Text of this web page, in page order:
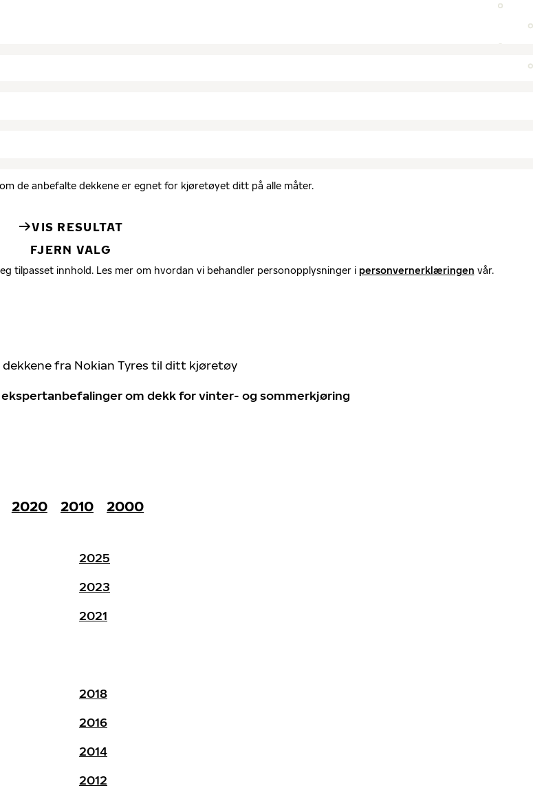
de anbefalte dekkene er egnet for kjøretøyet ditt på alle måter.
VIS RESULTAT
FJERN VALG
tilpasset innhold. Les mer om hvordan vi behandler personopplysninger i personvernerklæringen vår.
fra Nokian Tyres til ditt kjøretøy
om dekk for vinter- og sommerkjøring
2020 2010
2000
2025
2023
2021
2018
2016
2014
2012